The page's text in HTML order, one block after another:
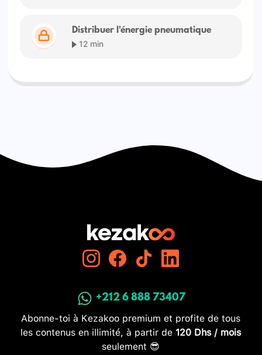
Distribuer l'énergie pneumatique
12 min
+212 6 888 73407
Abonne-toi à Kezakoo premium et profite de tous
les contenus en illimité, à partir de 120 Dhs / mois
seulement 😎